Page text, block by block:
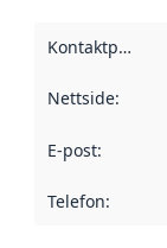
Kontaktpunkt
Nettside:
E-post:
Telefon: